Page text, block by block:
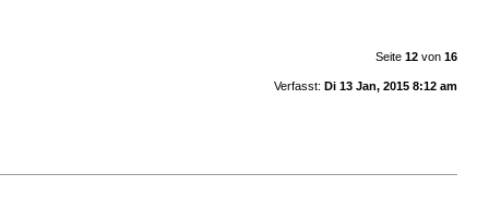
Seite 12von 16
Verfasst: Di 13 Jan, 2015 8:12 am